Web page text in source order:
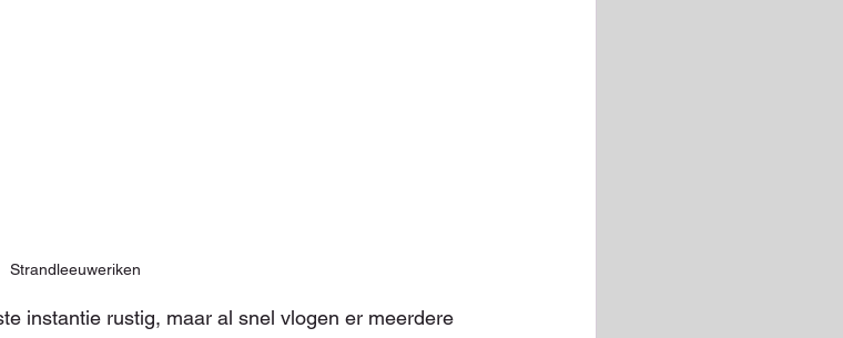
Strandleeuweriken
instantie rustig, maar al snel vlogen er meerdere